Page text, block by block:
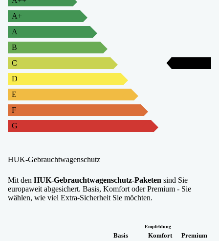
A+
A
B
C
D
E
F
G
HUK-Gebrauchtwagenschutz
Mit den HUK-Gebrauchtwagenschutz-Paketen sind Sie
europaweit abgesichert. Basis, Komfort oder Premium - Sie
wählen, wie viel Extra-Sicherheit Sie möchten.
Basis
Empfehlung
Komfort
Premium